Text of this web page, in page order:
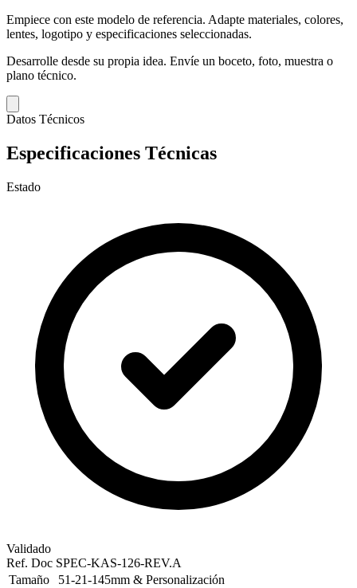
Empiece con este modelo de referencia. Adapte materiales, colores,
lentes, logotipo y especificaciones seleccionadas.
Desarrolle desde su propia idea. Envíe un boceto, foto, muestra o
plano técnico.
Datos Técnicos
Especificaciones Técnicas
Estado
Validado
Ref. Doc SPEC-KAS-126-REV.A
Tamaño
51-21-145mm & Personalización